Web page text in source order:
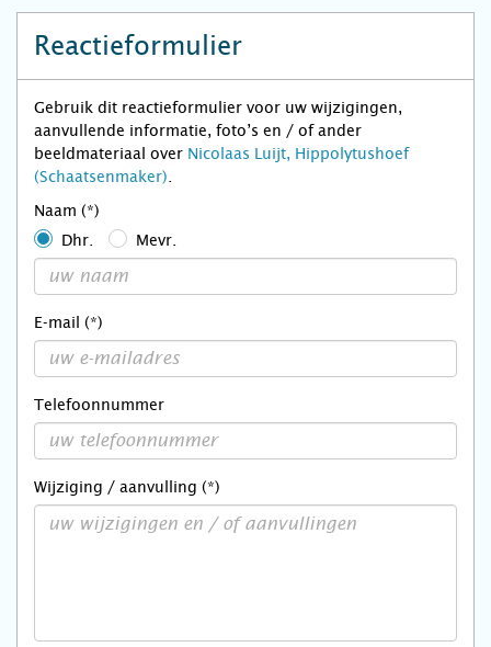
Reactieformulier
Gebruik dit reactieformulier voor uw wijzigingen,
aanvullende informatie, foto’s en / of ander
beeldmateriaal over Nicolaas Luijt, Hippolytushoef
(Schaatsenmaker)
Naam (*)
Dhr.
Mevr.
E-mail (*)
Telefoonnummer
Wijziging / aanvulling (*)